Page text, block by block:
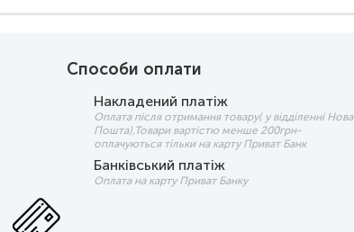
Способи оплати
Накладений платіж
Оплата після отримання товару( у відділенні Нова
Пошта),Товари вартістю менше 200грн-
оплачуються тільки на карту Приват Банк
Банківський платіж
Оплата на карту Приват Банку